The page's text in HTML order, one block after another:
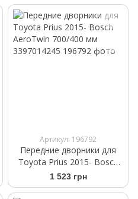
Артикул: 196792
Передние дворники для
Toyota Prius 2015- Bosch
AeroTwin 700/400 мм
3397014245
1 523 грн